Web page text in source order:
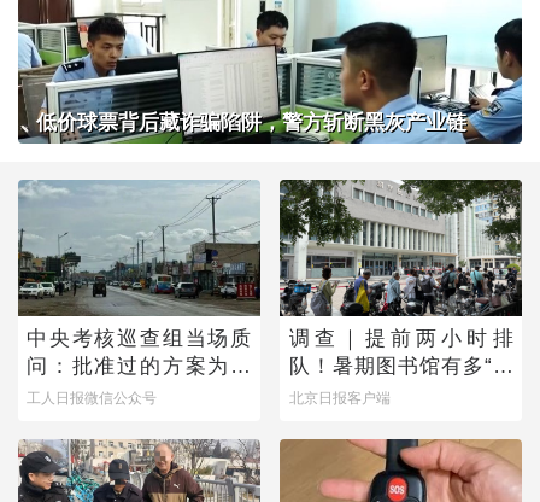
低价球票背后藏诈骗陷阱，警方斩断黑灰产业链
中央考核巡查组当场质
问：批准过的方案为何
不执行？
工人日报微信公众号
调查｜提前两小时排
队！暑期图书馆有多“一
座难求”？
北京日报客户端